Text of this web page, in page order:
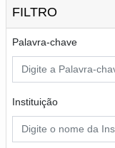
FILTRO
Palavra-chave
Instituição